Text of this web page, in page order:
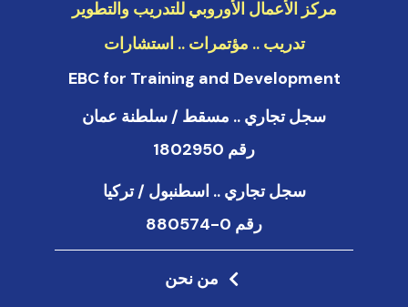
مركز الأعمال الأوروبي للتدريب والتطوير
تدريب .. مؤتمرات .. استشارات
EBC for Training and Development
سجل تجاري .. مسقط / سلطنة عمان
رقم 1802950
سجل تجاري .. اسطنبول / تركيا
رقم 0-880574
من نحن